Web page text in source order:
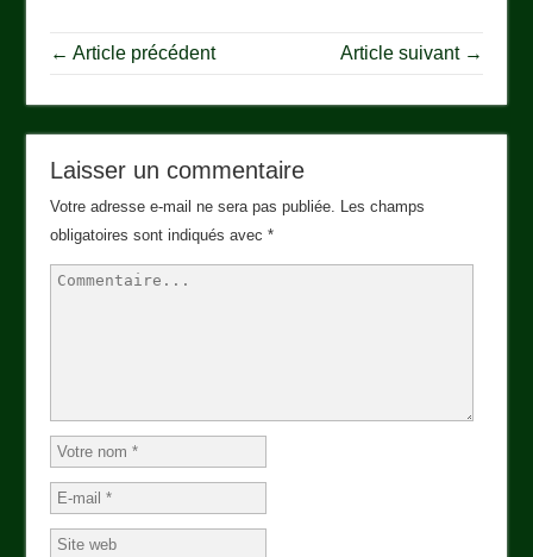
← Article précédent Article suivant →
Laisser un commentaire
Votre adresse e-mail ne sera pas publiée. Les champs
obligatoires sont indiqués avec*